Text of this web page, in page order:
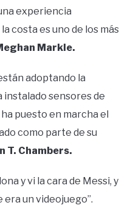
experiencia
costa es uno de los más
Markle.
adoptando la
instalado sensores de
puesto en marcha el
como parte de su
T. Chambers.
y vi la cara de Messi, y
era un videojuego”.